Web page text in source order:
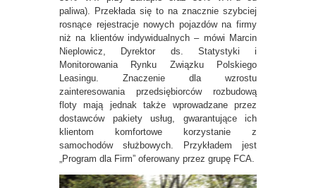
paliwa). Przekłada się to na znacznie szybciej
rosnące rejestracje nowych pojazdów na firmy
niż na klientów indywidualnych – mówi Marcin
Nieplowicz, Dyrektor ds. Statystyki i
Monitorowania Rynku Związku Polskiego
Leasingu. Znaczenie dla wzrostu
zainteresowania przedsiębiorców rozbudową
floty mają jednak także wprowadzane przez
dostawców pakiety usług, gwarantujące ich
klientom komfortowe korzystanie z
samochodów służbowych. Przykładem jest
„Program dla Firm” oferowany przez grupę FCA.